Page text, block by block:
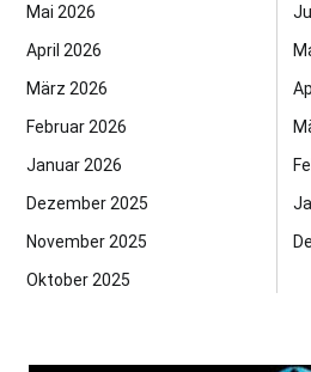
Mai 2026
April 2026
März 2026
Februar 2026
Januar 2026
Dezember 2025
November 2025
Oktober 2025